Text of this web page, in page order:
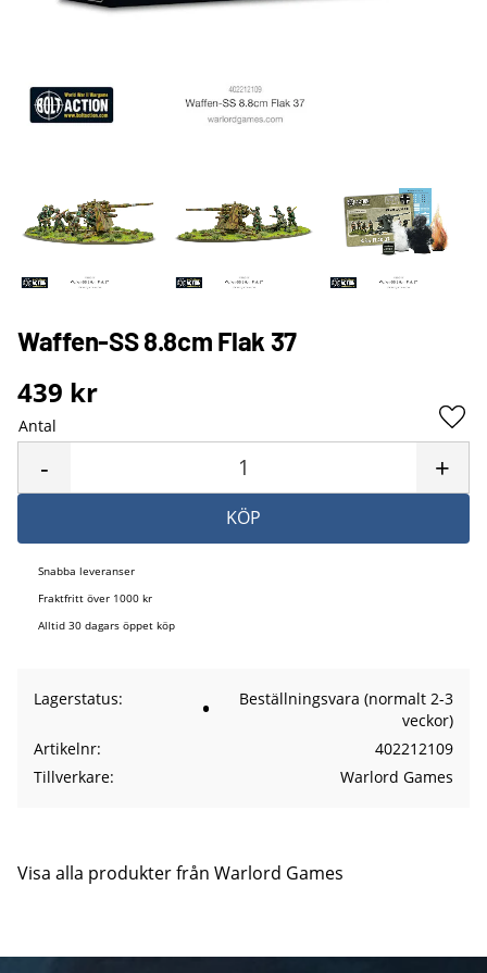
Waffen-SS 8.8cm Flak 37
439 kr
Antal
+
-
KÖP
Snabba leveranser
Fraktfritt över 1000 kr
Alltid 30 dagars öppet köp
Lagerstatus
Beställningsvara (normalt 2-3
veckor)
Artikelnr
402212109
Tillverkare
Warlord Games
Visa alla produkter från Warlord Games